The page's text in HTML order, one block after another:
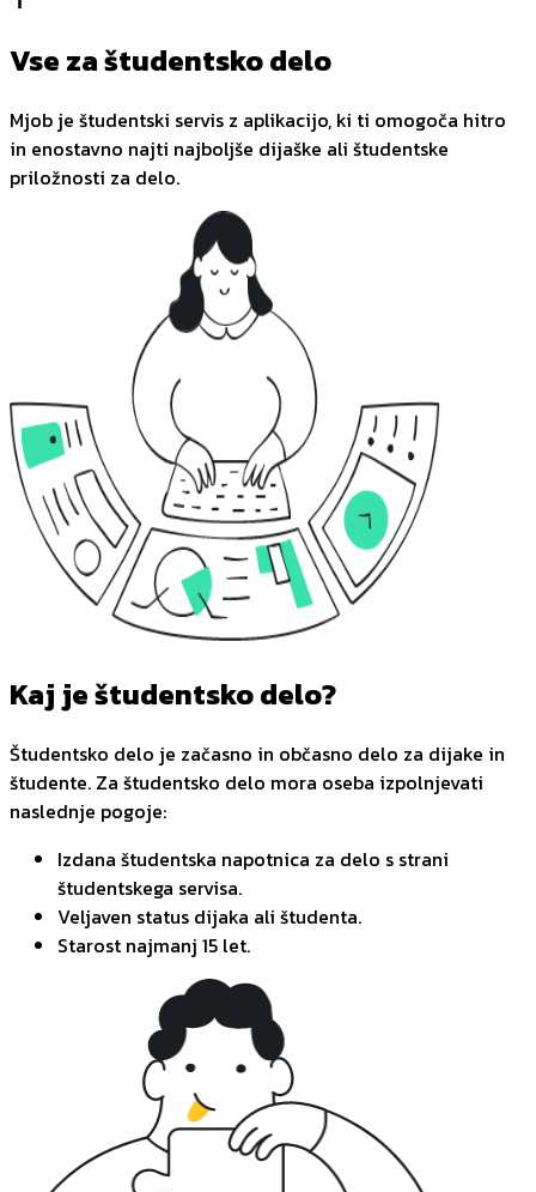
Vse za študentsko delo
Mjob je študentski servis z aplikacijo, ki ti omogoča hitro
in enostavno najti najboljše dijaške ali študentske
priložnosti za delo.
Kaj je študentsko delo?
Študentsko delo je začasno in občasno delo za dijake in
študente. Za študentsko delo mora oseba izpolnjevati
naslednje pogoje:
Izdana študentska napotnica za delo s strani
študentskega servisa.
Veljaven status dijaka ali študenta.
Starost najmanj 15 let.